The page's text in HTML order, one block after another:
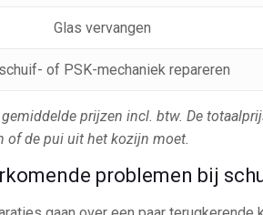
Glas vervangen
of PSK-mechaniek repareren
prijzen incl. btw. De
of de pui uit het kozijn moet.
problemen bij